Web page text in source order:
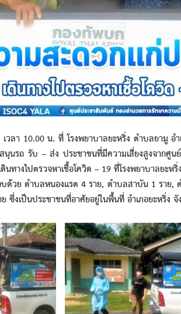
น. ที่ โรงพยาบาลยะหริ่ง ตำบลยามู อำเ
นรถ รับ – ส่ง ประชาชนที่มีความเสี่ยงสูงจากศู
ทางไปตรวจหาเชื้อโควิด – 19 ที่โรงพยาบาลยะ
บด้วย ตำบลหนองแรต 4 ราย, ตำบลสาบัน 1 ราย
ซึ่งเป็นประชาชนที่อาศัยอยู่ในพื้นที่ อำเภอยะหริ่ง